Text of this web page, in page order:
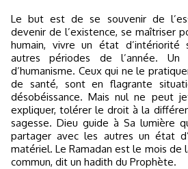
Le but est de se souvenir de
devenir de l’existence, se maîtriser
humain, vivre un état d’intériorité
autres périodes de l’année.
d’humanisme. Ceux qui ne le
de santé, sont en flagrante
désobéissance. Mais nul ne peut
expliquer, tolérer le droit à la
sagesse. Dieu guide à Sa lumière
partager avec les autres un état
matériel. Le Ramadan est le mois de
commun, dit un hadith du Prophète.